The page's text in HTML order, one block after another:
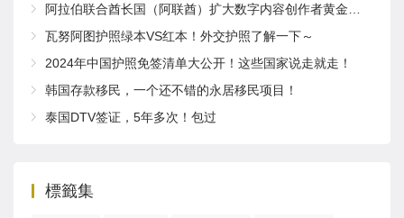
阿拉伯联合酋长国（阿联酋）扩大数字内容创作者黄金签证项目
瓦努阿图护照绿本VS红本！外交护照了解一下～
2024年中国护照免签清单大公开！这些国家说走就走！
韩国存款移民，一个还不错的永居移民项目！
泰国DTV签证，5年多次！包过
標籤集